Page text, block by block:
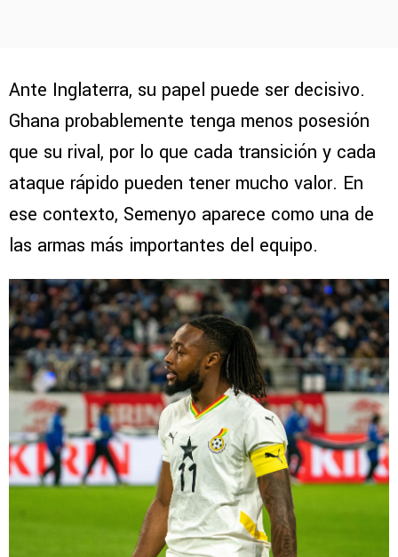
Ante Inglaterra, su papel puede ser decisivo.
Ghana probablemente tenga menos posesión
que su rival, por lo que cada transición y cada
ataque rápido pueden tener mucho valor. En
ese contexto, Semenyo aparece como una de
las armas más importantes del equipo.